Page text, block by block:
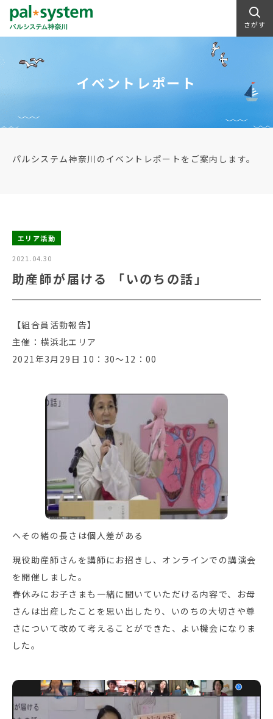
さがす
イベントレポート
パルシステム神奈川のイベントレポートをご案内します。
エリア活動
2021.04.30
助産師が届ける 「いのちの話」
【組合員活動報告】
主催：横浜北エリア
2021年3月29日 10：30～12：00
へその緒の長さは個人差がある
現役助産師さんを講師にお招きし、オンラインでの講演会
を開催しました。
春休みにお子さまも一緒に聞いていただける内容で、お母
さんは出産したことを思い出したり、いのちの大切さや尊
さについて改めて考えることができた、よい機会になりま
した。